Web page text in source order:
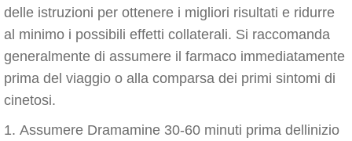
delle istruzioni per ottenere i migliori risultati e ridurre
al minimo i possibili effetti collaterali. Si raccomanda
generalmente di assumere il farmaco immediatamente
prima del viaggio o alla comparsa dei primi sintomi di
cinetosi.
Assumere Dramamine 30-60 minuti prima dellinizio